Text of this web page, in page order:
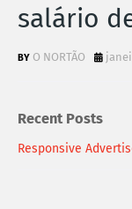
salário
O NORTÃO
Recent Posts
Responsive